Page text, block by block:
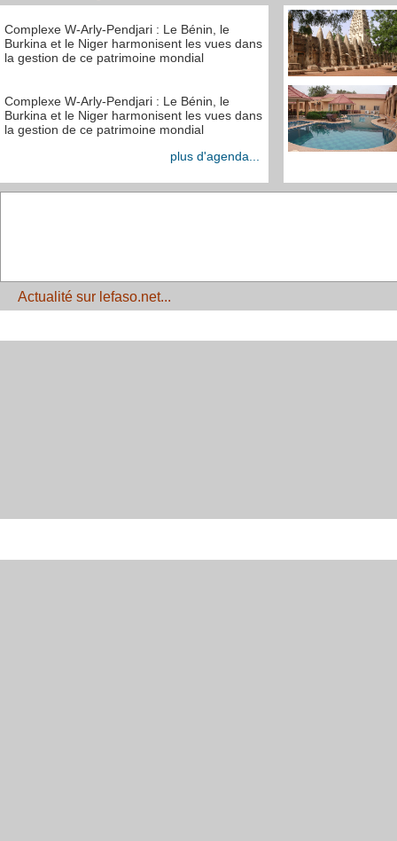
Complexe W-Arly-Pendjari : Le Bénin, le
Burkina et le Niger harmonisent les vues dans
la gestion de ce patrimoine mondial
Complexe W-Arly-Pendjari : Le Bénin, le
Burkina et le Niger harmonisent les vues dans
la gestion de ce patrimoine mondial
plus d'agenda...
Actualité sur lefaso.net...